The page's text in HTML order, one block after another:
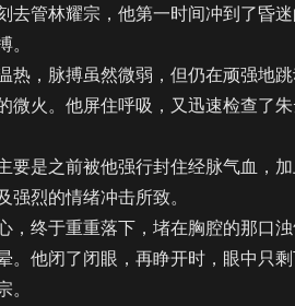
管林耀宗，他第一时间冲到了昏迷
，脉搏虽然微弱，但仍在顽强地跳
微火。他屏住呼吸，又迅速检查了
是之前被他强行封住经脉气血，加
强烈的情绪冲击所致。
终于重重落下，堵在胸腔的那口浊
。他闭了闭眼，再睁开时，眼中只